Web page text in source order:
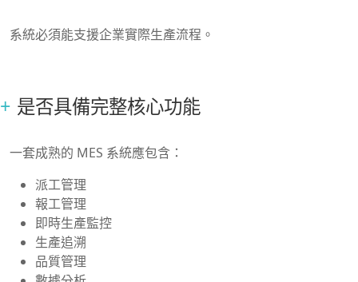
系統必須能支援企業實際生產流程。
是否具備完整核心功能
一套成熟的 MES 系統應包含：
派工管理
報工管理
即時生產監控
生產追溯
品質管理